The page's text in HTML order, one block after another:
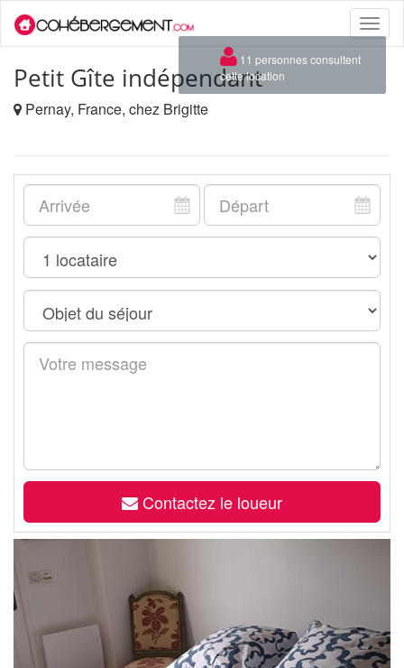
Toggle
Petit Gîte indépendant
Pernay, France, chez Brigitte
Contactez le loueur
×
11 personnes consultent
cette location